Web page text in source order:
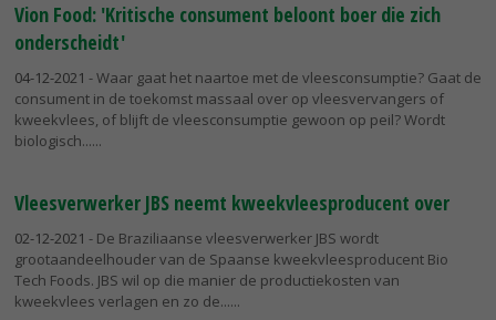
Vion Food: 'Kritische consument beloont boer die zich
onderscheidt'
04-12-2021 - Waar gaat het naartoe met de vleesconsumptie? Gaat de
consument in de toekomst massaal over op vleesvervangers of
kweekvlees, of blijft de vleesconsumptie gewoon op peil? Wordt
biologisch...
Vleesverwerker JBS neemt kweekvleesproducent over
02-12-2021 - De Braziliaanse vleesverwerker JBS wordt
grootaandeelhouder van de Spaanse kweekvleesproducent Bio
Tech Foods. JBS wil op die manier de productiekosten van
kweekvlees verlagen en zo de...